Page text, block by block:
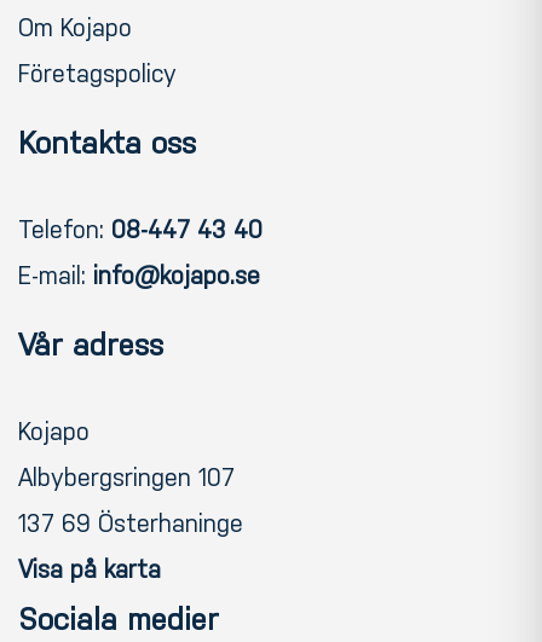
Om Kojapo
Företagspolicy
Kontakta oss
Telefon: 08-447 43 40
E-mail: info@kojapo.se
Vår adress
Kojapo
Albybergsringen 107
137 69 Österhaninge
Visa på karta
Sociala medier